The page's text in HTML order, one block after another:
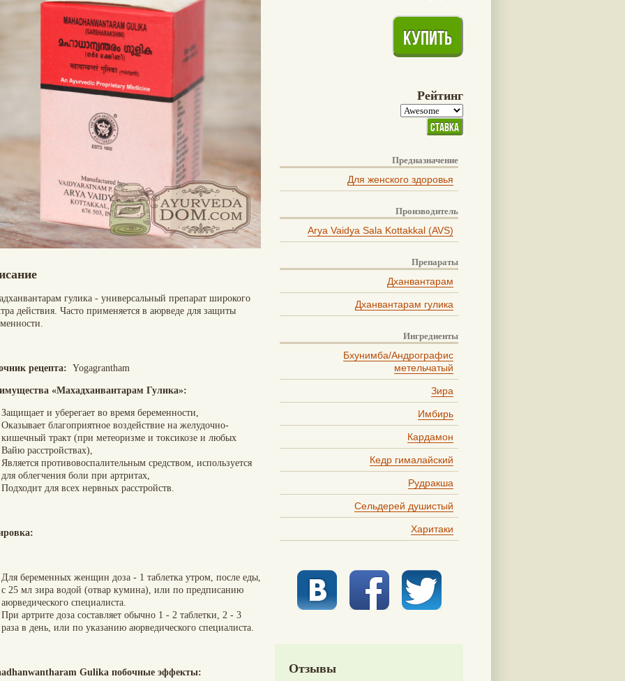
гулика - универсальный препарат широкого
действия. Часто применяется в аюрведе для защиты
рецепта: Yogagrantham
«Махадханвантарам Гулика»:
Защищает и уберегает во время беременности,
Оказывает благоприятное воздействие на желудочно-
кишечный тракт (при метеоризме и токсикозе и любых
Вайю расстройствах),
Является противовоспалительным средством, используется
для облегчения боли при артритах,
Подходит для всех нервных расстройств.
Для беременных женщин доза - 1 таблетка утром, после еды,
с 25 мл зира водой (отвар кумина), или по предписанию
аюрведического специалиста.
При артрите доза составляет обычно 1 - 2 таблетки, 2 - 3
раза в день, или по указанию аюрведического специалиста.
Gulika побочные эффекты:
Рейтинг
Предназначение
Для женского здоровья
Производитель
Arya Vaidya Sala Kottakkal (AVS)
Препараты
Дханвантарам
Дханвантарам гулика
Ингредиенты
Бхунимба/Андрографис
метельчатый
Зира
Имбирь
Кардамон
Кедр гималайский
Рудракша
Сельдерей душистый
Харитаки
Отзывы